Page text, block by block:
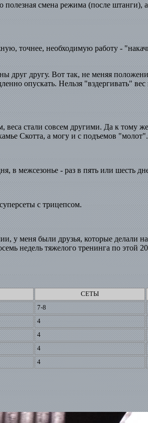
смена режима (после
точнее, необходимую работу -
другу. Вот так, не меняя
опускать. Нельзя "вздергивать"
стали совсем другими. Да к тому
Скотта, а могу и с подъемов "молот".
в межсезонье - раз в пять или шесть
с трицепсом.
у меня были друзья, которые делали
недель тяжелого тренинга по этой
СЕТЫ
7-8
4
4
4
4